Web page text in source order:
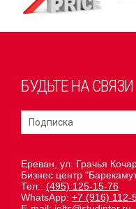
БУДЬТЕ НА СВЯЗИ
Ереван, ул. Грачья
Бизнес центр
Тел.: (495) 125-15-76
WhatsApp: +7 (916) 112-